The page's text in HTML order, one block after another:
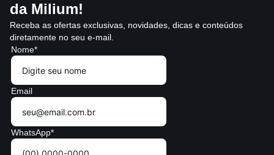
da Milium!
Receba as ofertas exclusivas, novidades, dicas e conteúdos
diretamente no seu e-mail.
Nome*
Email
WhatsApp*